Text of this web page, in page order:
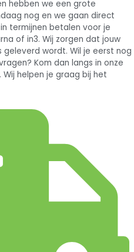
hebben we een grote
nog en we gaan direct
termijnen betalen voor je
of in3. Wij zorgen dat jouw
wordt. Wil je eerst nog
Kom dan langs in onze
Wij helpen je graag bij het